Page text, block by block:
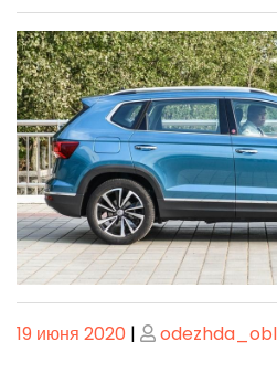
Опубликовано
19 июня 2020 | Опубликовано